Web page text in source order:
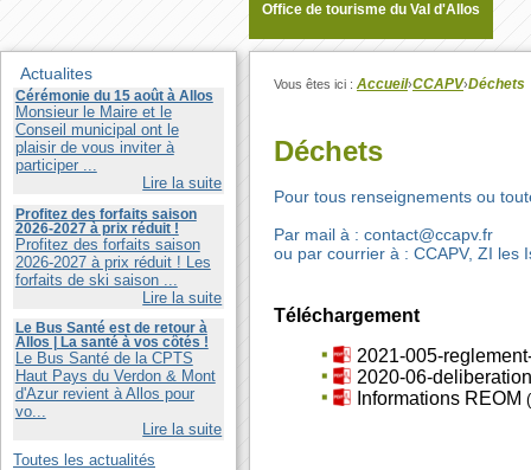
Office de tourisme du Val d'Allos
Actualites
Cérémonie du 15 août à Allos
Monsieur le Maire et le
Conseil municipal ont le
plaisir de vous inviter à
participer ...
Lire la suite
Profitez des forfaits saison
2026-2027 à prix réduit !
Profitez des forfaits saison
2026-2027 à prix réduit ! Les
forfaits de ski saison ...
Lire la suite
Le Bus Santé est de retour à
Allos | La santé à vos côtés !
Le Bus Santé de la CPTS
Haut Pays du Verdon & Mont
d'Azur revient à Allos pour
vo...
Lire la suite
Toutes les actualités
Vous êtes ici : Accueil›CCAPV›Déchets
Déchets
Pour tous renseignements ou
Par mail à : contact@ccapv.fr
ou par courrier à : CCAPV, ZI les
Téléchargement
2021-005-
2020-06-
Informations REOM